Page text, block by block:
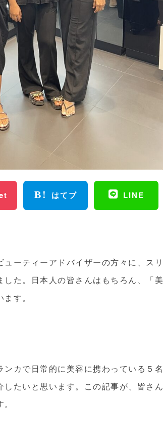
はてブ LINE
ーティーアドバイザーの方々に、スリ
た。日本人の皆さんはもちろん、「美
す。
カで日常的に美容に携わっている５名
たいと思います。この記事が、皆さん